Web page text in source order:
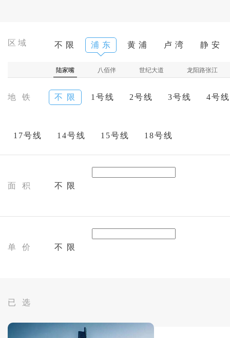
区域 不 限 浦 东 黄 浦 卢 湾 静 安
陆家嘴 八佰伴 世纪大道 龙阳路张江
地 铁 不 限 1号线 2号线 3号线 4号线
17号线 14号线 15号线 18号线
面 积 不 限
单 价 不 限
已 选